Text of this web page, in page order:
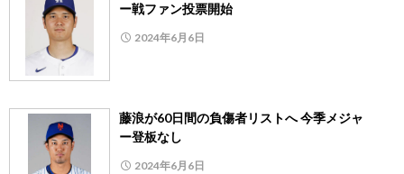
ー戦ファン投票開始
2024年6月6日
藤浪が60日間の負傷者リストへ 今季メジャ
ー登板なし
2024年6月6日